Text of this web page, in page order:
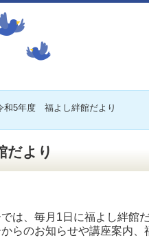
和5年度 福よし絆館だより
だより
は、毎月1日に福よし絆館
らのお知らせや講座案内